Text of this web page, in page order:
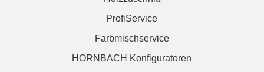
ProfiService
Farbmischservice
HORNBACH Konfiguratoren